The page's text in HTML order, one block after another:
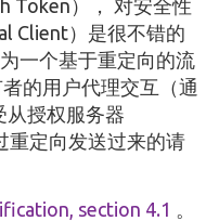
Token）， 对安全性
Client）是很不错的
一个基于重定向的流
的用户代理交互（通
从授权服务器
重定向发送过来的请
section 4.1